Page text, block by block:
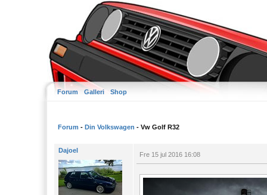
Forum Galleri Shop
Forum - Din Volkswagen - Vw Golf R32
Dajoel
Fre 15 jul 2016 16:08